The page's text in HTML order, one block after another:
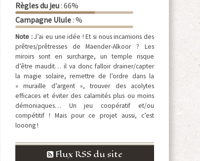
Règles du jeu: 66%
Campagne Ulule: %
Note :J’ai eu une idée ! Et si nous incarnions des
prêtres/prêtresses de Maender-Alkoor ? Les
miroirs sont en surcharge, un temple risque
d’être maudit… il va donc falloir drainer/capter
la magie solaire, remettre de l’ordre dans la
« muraille d’argent », trouver des acolytes
efficaces et éviter des calamités plus ou moins
démoniaques… Un jeu coopératif et/ou
compétitif ! Mais pour ce projet aussi, c’est
looong !
Flux RSS du site